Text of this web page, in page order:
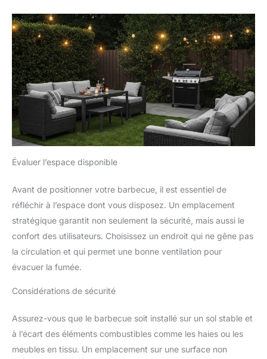
Évaluer l’espace disponible
Avant de positionner votre barbecue, il est essentiel de
réfléchir à l’espace dont vous disposez. Un emplacement
stratégique garantit non seulement la sécurité, mais aussi le
confort des utilisateurs. Choisissez un endroit qui ne gêne pas
la circulation et qui permet une bonne ventilation pour
évacuer la fumée.
Considérations de sécurité
Assurez-vous que le barbecue soit installé sur un sol stable et
à l’écart des éléments combustibles comme les haies ou les
meubles en tissu. Un emplacement sur une surface non